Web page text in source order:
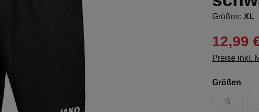
Größen: XL
12,99
Preise inkl.
Größen
S
(Diese